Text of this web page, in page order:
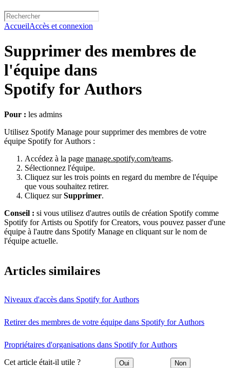
AccueilAccès et connexion
Supprimer des membres de
l'équipe dans
Spotify for Authors
Pour : les admins
Utilisez Spotify Manage pour supprimer des membres de votre
équipe Spotify for Authors :
Accédez à la page manage.spotify.com/teams.
Sélectionnez l'équipe.
Cliquez sur les trois points en regard du membre de l'équipe
que vous souhaitez retirer.
Cliquez surSupprimer.
Conseil : si vous utilisez d'autres outils de création Spotify comme
Spotify for Artists ou Spotify for Creators, vous pouvez passer d'une
équipe à l'autre dans Spotify Manage en cliquant sur le nom de
l'équipe actuelle.
Articles similaires
Niveaux d'accès dans Spotify for Authors
Retirer des membres de votre équipe dans Spotify for Authors
Propriétaires d'organisations dans Spotify for Authors
Cet article était-il utile ? Oui Non